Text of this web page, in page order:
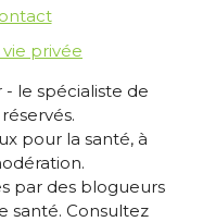
privée
- le spécialiste de
pour la santé, à
par des blogueurs
santé. Consultez